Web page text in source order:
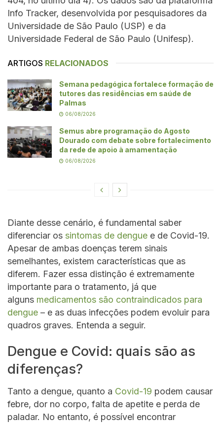
Info Tracker, desenvolvida por pesquisadores da
Universidade de São Paulo (USP) e da
Universidade Federal de São Paulo (Unifesp).
ARTIGOS RELACIONADOS
Semana pedagógica fortalece formação de
tutores das residências em saúde de
Palmas
06/08/2026
Semus abre programação do Agosto
Dourado com debate sobre fortalecimento
da rede de apoio à amamentação
06/08/2026
Diante desse cenário, é fundamental saber
diferenciar os sintomas de dengue e de Covid-19.
Apesar de ambas doenças terem sinais
semelhantes, existem características que as
diferem. Fazer essa distinção é extremamente
importante para o tratamento, já que
alguns medicamentos são contraindicados para
dengue – e as duas infecções podem evoluir para
quadros graves. Entenda a seguir.
Dengue e Covid: quais são as
diferenças?
Tanto a dengue, quanto a Covid-19 podem causar
febre, dor no corpo, falta de apetite e perda de
paladar. No entanto, é possível encontrar